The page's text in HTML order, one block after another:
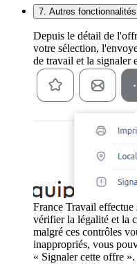
7. Autres fonctionnalités
Depuis le détail de
votre sélection,
de travail et la signaler
France Travail effectue
vérifier la légalité et la
malgré ces contrôles
inappropriés, vous
« Signaler cette offre ».